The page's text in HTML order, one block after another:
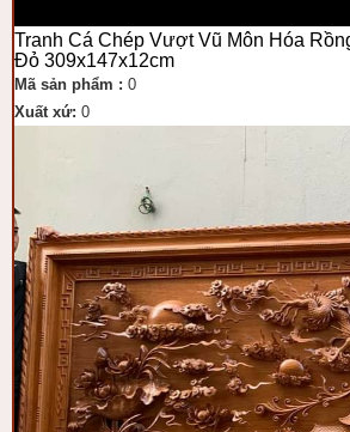
Tranh Cá Chép Vượt Vũ Môn Hóa
Đỏ 309x147x12cm
Mã sản phẩm : 0
Xuất xứ: 0